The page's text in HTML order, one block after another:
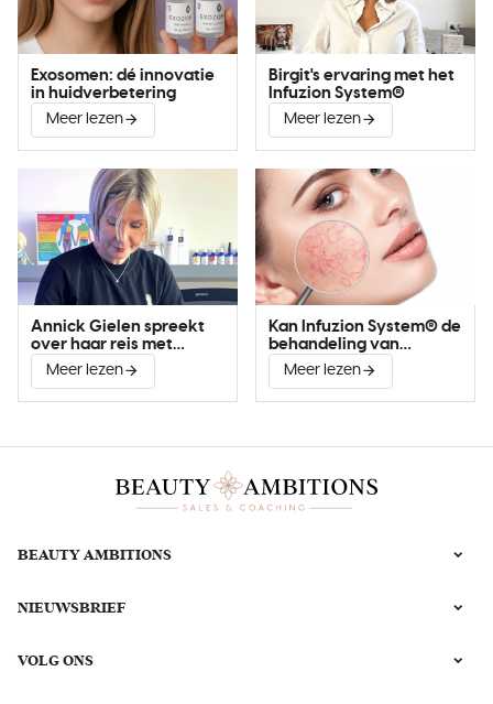
Exosomen: dé innovatie
in huidverbetering
Meer lezen
Birgit's ervaring met het
Infuzion System®
Meer lezen
Annick Gielen spreekt
over haar reis met
Infuzion System®
Meer lezen
Kan Infuzion System® de
behandeling van
couperose verbeteren?
Meer lezen
NIEUWSBRIEF
VOLG ONS
BEAUTY AMBITIONS